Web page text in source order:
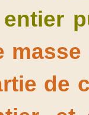
entier
de